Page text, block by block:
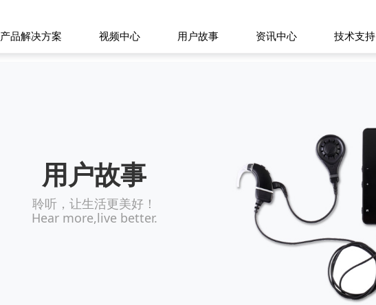
产品解决方案 视频中心 用户故事 资讯中心 技术支持
用户故事
聆听，让生活更美好！
Hear more,live better.